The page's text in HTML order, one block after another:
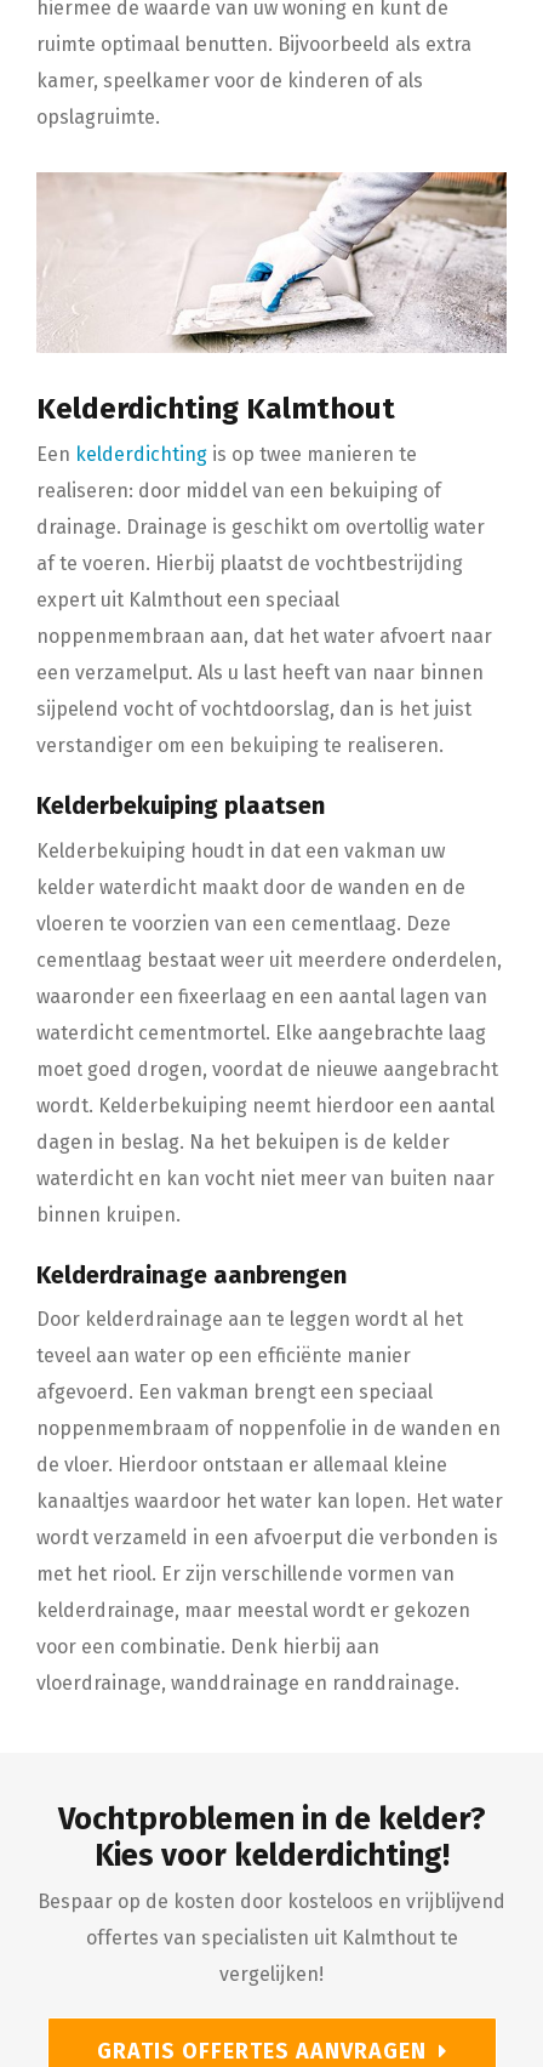
hiermee de waarde van uw woning en kunt de
ruimte optimaal benutten. Bijvoorbeeld als extra
kamer, speelkamer voor de kinderen of als
opslagruimte.
Kelderdichting Kalmthout
Een kelderdichting is op twee manieren te
realiseren: door middel van een bekuiping of
drainage. Drainage is geschikt om overtollig water
af te voeren. Hierbij plaatst de vochtbestrijding
expert uit Kalmthout een speciaal
noppenmembraan aan, dat het water afvoert naar
een verzamelput. Als u last heeft van naar binnen
sijpelend vocht of vochtdoorslag, dan is het juist
verstandiger om een bekuiping te realiseren.
Kelderbekuiping plaatsen
Kelderbekuiping houdt in dat een vakman uw
kelder waterdicht maakt door de wanden en de
vloeren te voorzien van een cementlaag. Deze
cementlaag bestaat weer uit meerdere onderdelen,
waaronder een fixeerlaag en een aantal lagen van
waterdicht cementmortel. Elke aangebrachte laag
moet goed drogen, voordat de nieuwe aangebracht
wordt. Kelderbekuiping neemt hierdoor een aantal
dagen in beslag. Na het bekuipen is de kelder
waterdicht en kan vocht niet meer van buiten naar
binnen kruipen.
Kelderdrainage aanbrengen
Door kelderdrainage aan te leggen wordt al het
teveel aan water op een efficiënte manier
afgevoerd. Een vakman brengt een speciaal
noppenmembraam of noppenfolie in de wanden en
de vloer. Hierdoor ontstaan er allemaal kleine
kanaaltjes waardoor het water kan lopen. Het water
wordt verzameld in een afvoerput die verbonden is
met het riool. Er zijn verschillende vormen van
kelderdrainage, maar meestal wordt er gekozen
voor een combinatie. Denk hierbij aan
vloerdrainage, wanddrainage en randdrainage.
Vochtproblemen in de kelder?
Kies voor kelderdichting!
Bespaar op de kosten door kosteloos en vrijblijvend
offertes van specialisten uit Kalmthout te
vergelijken!
GRATIS OFFERTES AANVRAGEN